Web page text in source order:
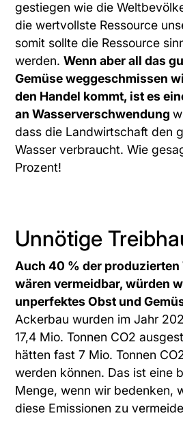
gestiegen wie die
die wertvollste Ressource
somit sollte die Ressource
werden.Wenn aber all das
Gemüse weggeschmissen
den Handel kommt, ist es
an Wasserverschwendung
dass die Landwirtschaft den
Wasser verbraucht. Wie
Prozent!
Unnötige
Auch 40 % der produzierten
wären vermeidbar, würden
unperfektes Obst und
Ackerbau wurden im Jahr
17,4 Mio. Tonnen CO2
hätten fast 7 Mio. Tonnen
werden können. Das ist eine
Menge, wenn wir bedenken,
diese Emissionen zu